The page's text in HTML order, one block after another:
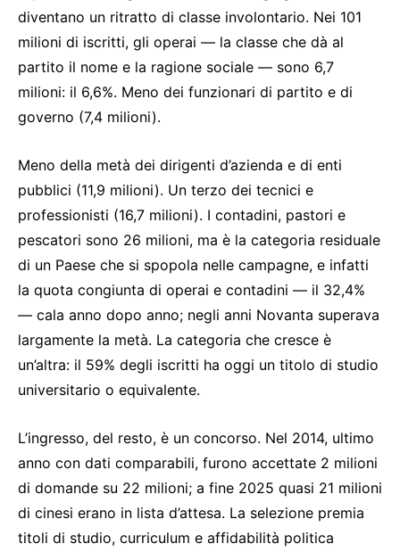
diventano un ritratto di classe involontario. Nei 101
milioni di iscritti, gli operai — la classe che dà al
partito il nome e la ragione sociale — sono 6,7
milioni: il 6,6%. Meno dei funzionari di partito e di
governo (7,4 milioni).
Meno della metà dei dirigenti d’azienda e di enti
pubblici (11,9 milioni). Un terzo dei tecnici e
professionisti (16,7 milioni). I contadini, pastori e
pescatori sono 26 milioni, ma è la categoria residuale
di un Paese che si spopola nelle campagne, e infatti
la quota congiunta di operai e contadini — il 32,4%
— cala anno dopo anno; negli anni Novanta superava
largamente la metà. La categoria che cresce è
un’altra: il 59% degli iscritti ha oggi un titolo di studio
universitario o equivalente.
L’ingresso, del resto, è un concorso. Nel 2014, ultimo
anno con dati comparabili, furono accettate 2 milioni
di domande su 22 milioni; a fine 2025 quasi 21 milioni
di cinesi erano in lista d’attesa. La selezione premia
titoli di studio, curriculum e affidabilità politica